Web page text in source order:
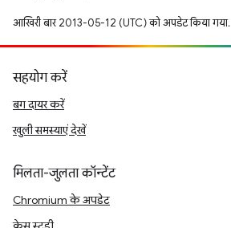
आखिरी बार 2013-05-12 (UTC) को अपडेट किया गया.
सहयोग करें
बग दायर करें
खुली समस्याएं देखें
मिलता-जुलता कॉन्टेंट
Chromium के अपडेट